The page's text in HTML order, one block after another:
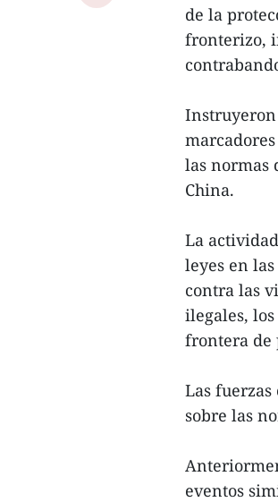
de la
fronterizo,
Instruyeron
las normas
China.
La
leyes en
contra las
ilegales,
frontera de
Las
sobre las
eventos